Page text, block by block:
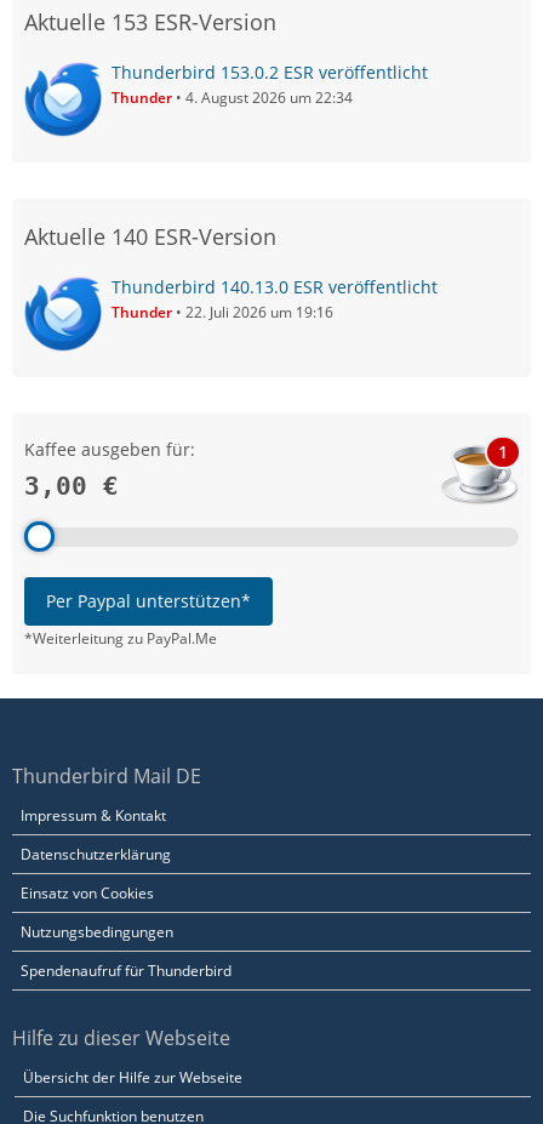
Aktuelle 153 ESR-Version
Thunderbird 153.0.2 ESR veröffentlicht
Thunder 4. August 2026 um 22:34
Aktuelle 140 ESR-Version
Thunderbird 140.13.0 ESR veröffentlicht
Thunder 22. Juli 2026 um 19:16
Kaffee ausgeben für:
3,00 €
1
Per Paypal unterstützen*
*Weiterleitung zu PayPal.Me
Thunderbird Mail DE
Impressum & Kontakt
Datenschutzerklärung
Einsatz von Cookies
Nutzungsbedingungen
Spendenaufruf für Thunderbird
Hilfe zu dieser Webseite
Übersicht der Hilfe zur Webseite
Die Suchfunktion benutzen